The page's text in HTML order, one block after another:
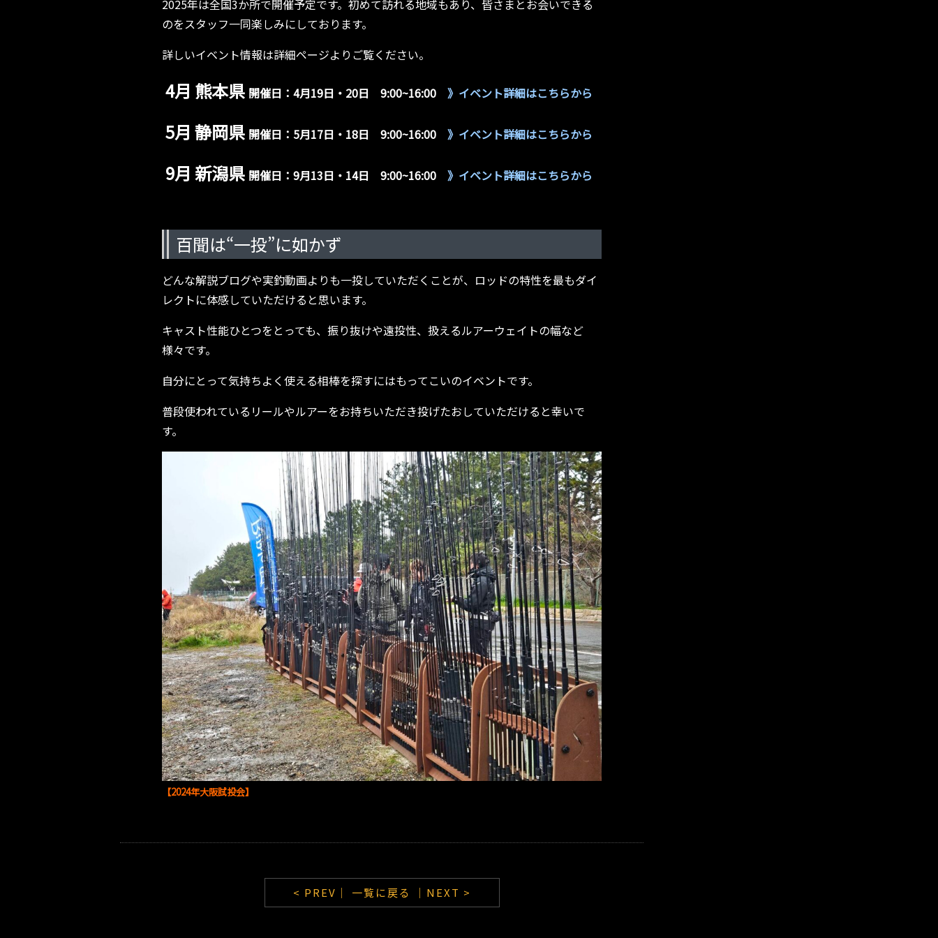
2025年は全国3か所で開催予定です。初めて訪れる地域もあり、皆さまとお会いできる
のをスタッフ一同楽しみにしております。
詳しいイベント情報は詳細ページよりご覧ください。
4月 熊本県 開催日：4月19日・20日 9:00~16:00 》イベント詳細はこちらから
5月 静岡県 開催日：5月17日・18日 9:00~16:00 》イベント詳細はこちらから
9月 新潟県 開催日：9月13日・14日 9:00~16:00 》イベント詳細はこちらから
百聞は“一投”に如かず
どんな解説ブログや実釣動画よりも一投していただくことが、ロッドの特性を最もダイ
レクトに体感していただけると思います。
キャスト性能ひとつをとっても、振り抜けや遠投性、扱えるルアーウェイトの幅など
様々です。
自分にとって気持ちよく使える相棒を探すにはもってこいのイベントです。
普段使われているリールやルアーをお持ちいただき投げたおしていただけると幸いで
す。
【2024年大阪試投会】
< PREV｜ 一覧に戻る ｜NEXT >